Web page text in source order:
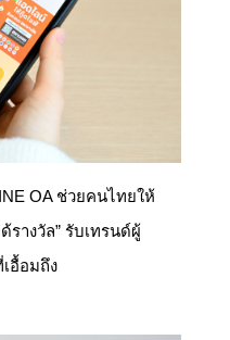
OA ช่วยคนไทยให้
รางวัล” รับเทรนด์ผู้
อื้อมถึง